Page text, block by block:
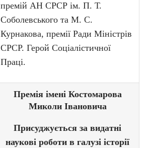
премій АН СРСР ім. П. Т.
Соболевського та М. С.
Курнакова, премії Ради Міністрів
СРСР. Герой Соціалістичної
Праці.
Премія імені Костомарова
Миколи Івановича
Присуджується за видатні
наукові роботи в галузі історії